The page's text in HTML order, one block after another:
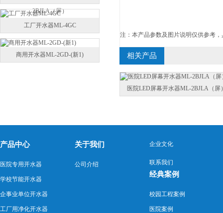
2BJLA（屏）
工厂开水器ML-4GC
商用开水器ML-2GD-(新1)
注：本产品参数及图片说明仅供参考
相关产品
医院LED屏幕开水器ML-2BJLA（屏
产品中心
医院专用开水器
学校节能开水器
企事业单位开水器
工厂用净化开水器
关于我们
公司介绍
企业文化
联系我们
经典案例
校园工程案例
医院案例